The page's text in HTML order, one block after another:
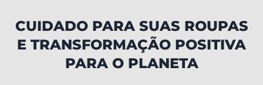
CUIDADO PARA SUAS ROUPAS
E TRANSFORMAÇÃO POSITIVA
PARA O PLANETA